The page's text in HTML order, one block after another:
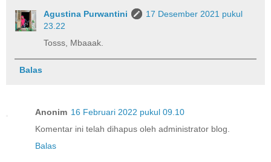
Agustina Purwantini
17 Desember 2021 pukul
23.22
Tosss, Mbaaak.
Balas
Anonim 16 Februari 2022 pukul 09.10
Komentar ini telah dihapus oleh administrator blog.
Balas